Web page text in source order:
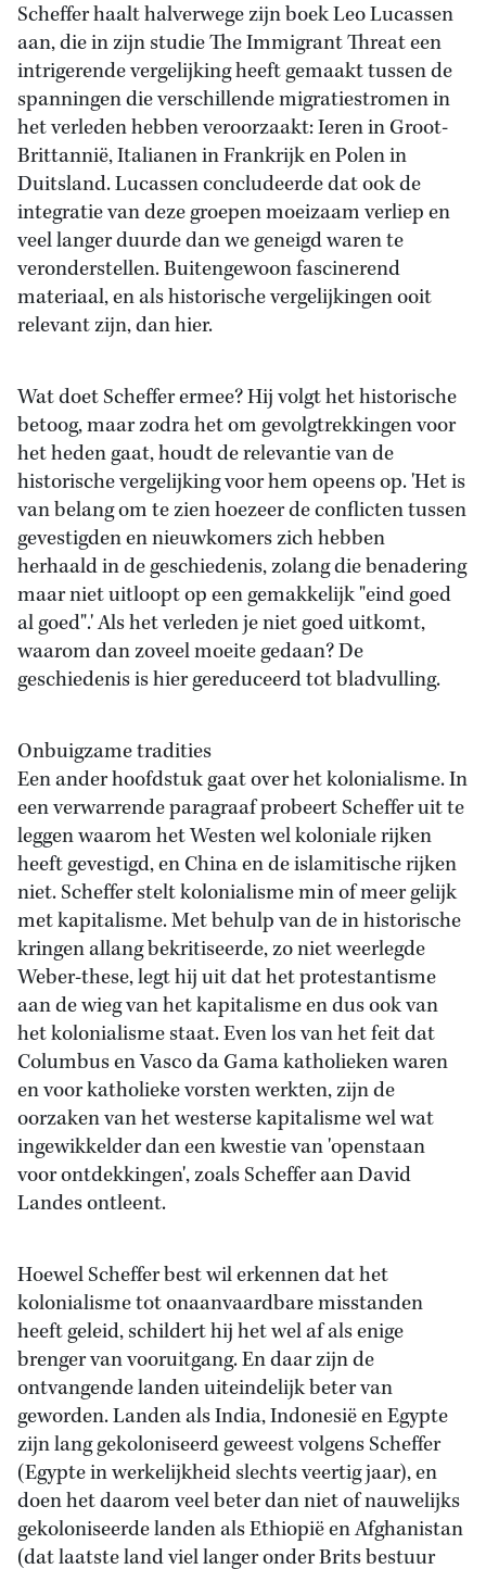
Scheffer haalt halverwege zijn boek Leo Lucassen
aan, die in zijn studie The Immigrant Threat een
intrigerende vergelijking heeft gemaakt tussen de
spanningen die verschillende migratiestromen in
het verleden hebben veroorzaakt: Ieren in Groot-
Brittannië, Italianen in Frankrijk en Polen in
Duitsland. Lucassen concludeerde dat ookde
integratie van deze groepen moeizaam verliep en
veel langer duurde dan we geneigd waren te
veronderstellen. Buitengewoon fascinerend
materiaal, en als historische vergelijkingen ooit
relevant zijn, dan hier.
Wat doet Scheffer ermee? Hij volgt het historische
betoog, maar zodra het om gevolgtrekkingen voor
het heden gaat, houdt de relevantie van de
historische vergelijking voor hem opeens op. 'Het is
van belang om te zien hoezeer de conflicten tussen
gevestigden en nieuwkomers zich hebben
herhaald in de geschiedenis, zolang die benadering
maar niet uitloopt op een gemakkelijk "eind goed
al goed".' Als het verleden je niet goed uitkomt,
waarom dan zoveel moeite gedaan? De
geschiedenis is hier gereduceerd tot bladvulling.
Onbuigzame tradities
Een ander hoofdstuk gaat over het kolonialisme. In
een verwarrende paragraaf probeert Scheffer uit te
leggen waarom het Westen wel koloniale rijken
heeft gevestigd, en China en de islamitische rijken
niet. Scheffer stelt kolonialisme min of meer gelijk
met kapitalisme. Met behulp van de in historische
kringen allang bekritiseerde, zo niet weerlegde
Weber-these, legt hij uit dat het protestantisme
aan de wieg van het kapitalisme en dus ook van
het kolonialisme staat. Even los van het feit dat
Columbus en Vasco da Gama katholieken waren
en voor katholieke vorsten werkten, zijn de
oorzaken van het westerse kapitalisme wel wat
ingewikkelder dan een kwestie van 'openstaan
voor ontdekkingen', zoals Scheffer aan David
Landes ontleent.
Hoewel Scheffer best wil erkennen dat het
kolonialisme tot onaanvaardbare misstanden
heeft geleid, schildert hij het wel af als enige
brenger van vooruitgang. En daar zijn de
ontvangende landen uiteindelijk beter van
geworden. Landen als India, Indonesië en Egypte
zijn lang gekoloniseerd geweest volgens Scheffer
(Egypte in werkelijkheid slechts veertig jaar), en
doen het daarom veel beter dan niet of nauwelijks
gekoloniseerde landen als Ethiopië en Afghanistan
(dat laatste land viel langer onder Brits bestuur